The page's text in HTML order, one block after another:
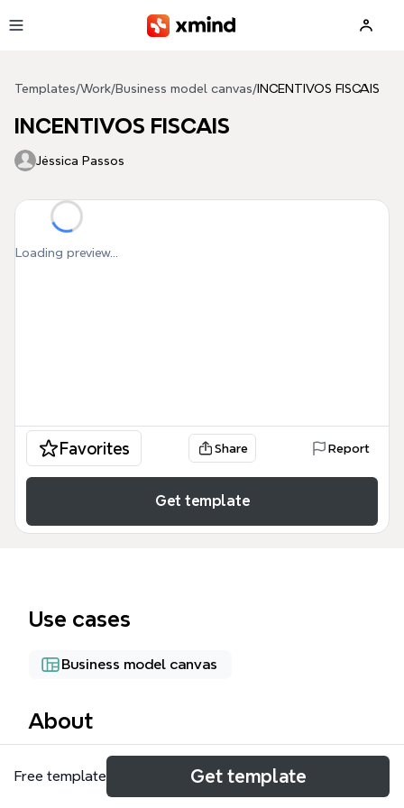
Templates/Work/Business model canvas/ INCENTIVOS FISCAIS
INCENTIVOS FISCAIS
Jéssica Passos
Loading preview...
Favorites Share Report
Get template
Use cases
Business model canvas
About
Este mapa mental de incentivos fiscais em
Campinas/SP consolida quatro leis municipais
Free template Get template